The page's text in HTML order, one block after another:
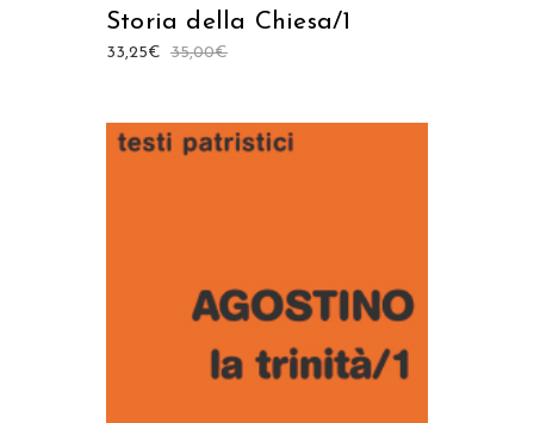
Storia della Chiesa/1
35,00€
33,25€
AGGIUNGI AL CARRELLO